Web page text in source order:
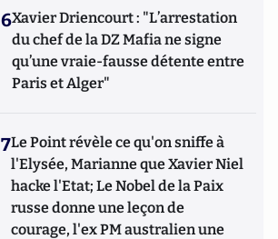
6Xavier Driencourt : "L’arrestation
du chef de la DZ Mafia ne signe
qu’une vraie-fausse détente entre
Paris et Alger"
7Le Point révèle ce qu'on sniffe à
l'Elysée, Marianne que Xavier Niel
hacke l'Etat; Le Nobel de la Paix
russe donne une leçon de
courage, l'ex PM australien une